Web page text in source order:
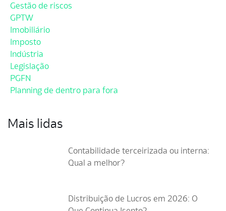
Gestão de riscos
GPTW
Imobiliário
Imposto
Indústria
Legislação
PGFN
Planning de dentro para fora
Mais lidas
Contabilidade terceirizada ou interna:
Qual a melhor?
Distribuição de Lucros em 2026: O